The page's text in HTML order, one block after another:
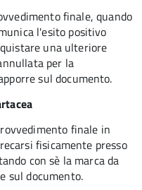
finale, quando
l'esito positivo
una ulteriore
per la
sul documento.
finale in
fisicamente presso
con sè la marca da
sul documento.